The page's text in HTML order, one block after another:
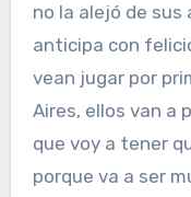
no la alejó de sus
anticipa con
vean jugar por
Aires, ellos van a
que voy a tener
porque va a ser